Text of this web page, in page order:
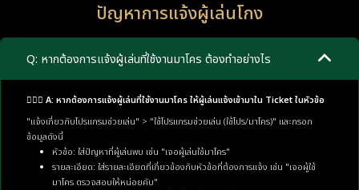
ปัญหาการแจ้งผู้เล่นโกง
Q: หากต้องการแจ้งผู้เล่นที่ใช้งานมาโคร ต้องทำอย่างไร
🙋🏼‍♂️ A: หากต้องการแจ้งผู้เล่นที่ใช้งานมาโคร ให้ผู้เล่นแจ้งเข้ามาใน Ticket ในหัวข้อ
"แจ้งเกี่ยวกับโปรแกรมช่วยเล่น" > "ใช้โปรแกรมช่วยเล่น (ใช้โปร/มาโคร)" และกรอก
ข้อมูลดังนี้
หัวข้อ: ใส่ปัญหาที่ผู้เล่นพบ เช่น "เจอผู้เล่นใช้มาโคร"
รายละเอียด: ใส่รายละเอียดที่เกี่ยวข้องกับหัวข้อที่ต้องการแจ้ง เช่น "เจอผู้ใช้
มาโคร ตรวจสอบให้หน่อยคับ"